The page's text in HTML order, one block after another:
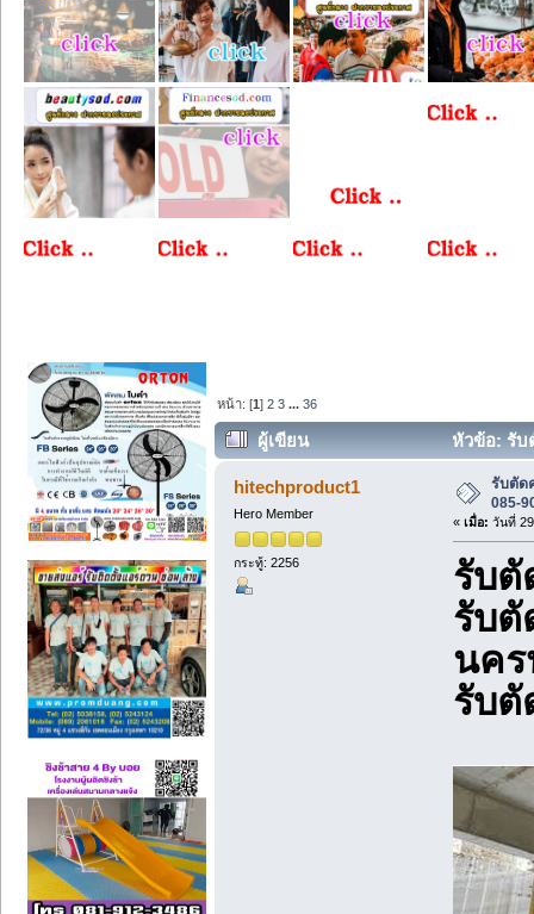
หน้า: [1]2 3 ...36
ผู้เขียน หัวข้อ: รับ
hitechproduct1
Hero Member
กระทู้: 2256
รับตัด
085-
« เมื่อ: วันที่
รับตั
รับ
นคร
รับ